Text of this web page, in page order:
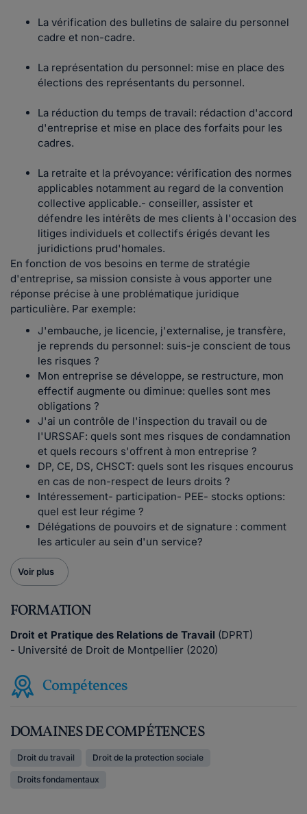
La vérification des bulletins de salaire du personnel
cadre et non-cadre.
La représentation du personnel: mise en place des
élections des représentants du personnel.
La réduction du temps de travail: rédaction d'accord
d'entreprise et mise en place des forfaits pour les
cadres.
La retraite et la prévoyance: vérification des normes
applicables notamment au regard de la convention
collective applicable.- conseiller, assister et
défendre les intérêts de mes clients à l'occasion des
litiges individuels et collectifs érigés devant les
juridictions prud'homales.
En fonction de vos besoins en terme de stratégie
d'entreprise, sa mission consiste à vous apporter une
réponse précise à une problématique juridique
particulière. Par exemple:
J'embauche, je licencie, j'externalise, je transfère,
je reprends du personnel: suis-je conscient de tous
les risques ?
Mon entreprise se développe, se restructure, mon
effectif augmente ou diminue: quelles sont mes
obligations ?
J'ai un contrôle de l'inspection du travail ou de
l'URSSAF: quels sont mes risques de condamnation
et quels recours s'offrent à mon entreprise ?
DP, CE, DS, CHSCT: quels sont les risques encourus
en cas de non-respect de leurs droits ?
Intéressement- participation- PEE- stocks options:
quel est leur régime ?
Délégations de pouvoirs et de signature : comment
les articuler au sein d'un service?
Voir plus
FORMATION
Droit et Pratique des Relations de Travail (DPRT)
- Université de Droit de Montpellier (2020)
Compétences
DOMAINES DE COMPÉTENCES
Droit du travail Droit de la protection sociale
Droits fondamentaux